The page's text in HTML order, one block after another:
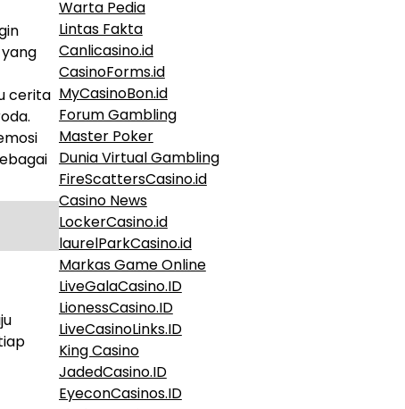
cerita
Warta Pedia
Lintas Fakta
Canlicasino.id
CasinoForms.id
MyCasinoBon.id
Forum Gambling
Master Poker
Dunia Virtual Gambling
FireScattersCasino.id
Casino News
LockerCasino.id
laurelParkCasino.id
Markas Game Online
LiveGalaCasino.ID
LionessCasino.ID
LiveCasinoLinks.ID
King Casino
JadedCasino.ID
EyeconCasinos.ID